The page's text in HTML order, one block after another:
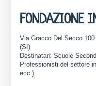
FONDAZIONE
Via Gracco Del Secco
(SI)
Destinatari: Scuole
Professionisti del settore
ecc.)